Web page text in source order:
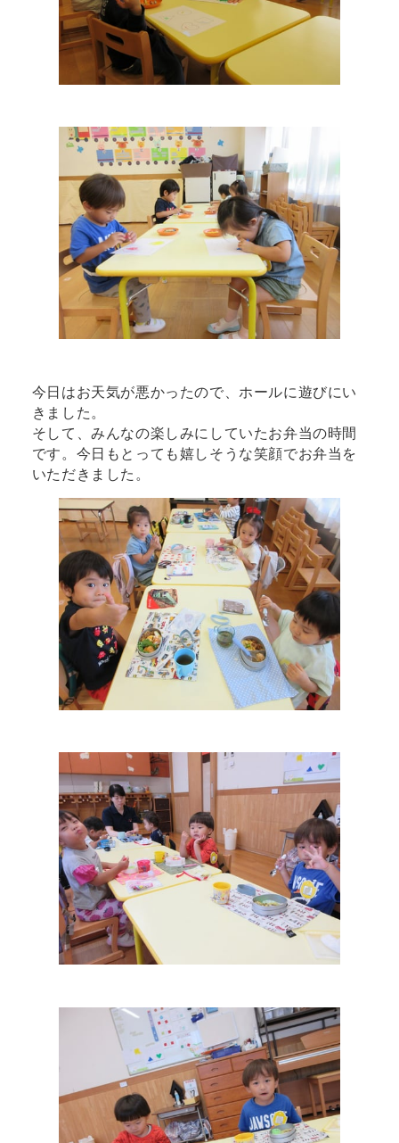
今日はお天気が悪かったので、ホールに遊びにい
きました。
そして、みんなの楽しみにしていたお弁当の時間
です。今日もとっても嬉しそうな笑顔でお弁当を
いただきました。